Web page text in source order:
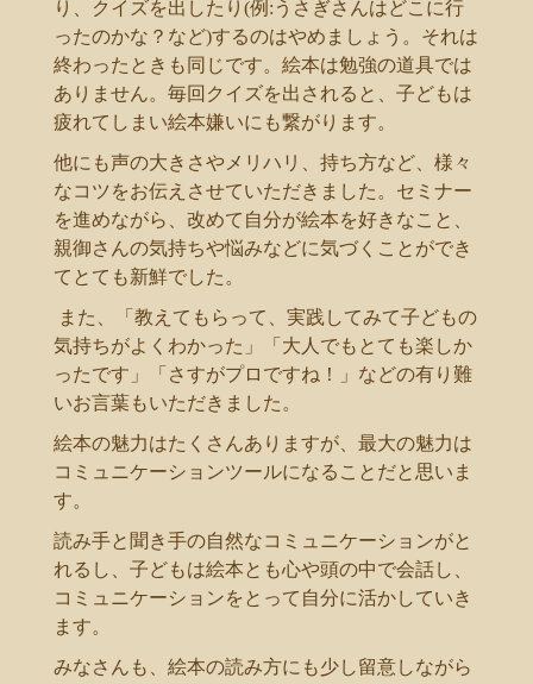
り、クイズを出したり(例:うさぎさんはどこに行
ったのかな？など)するのはやめましょう。それは
終わったときも同じです。絵本は勉強の道具では
ありません。毎回クイズを出されると、子どもは
疲れてしまい絵本嫌いにも繋がります。
他にも声の大きさやメリハリ、持ち方など、様々
なコツをお伝えさせていただきました。セミナー
を進めながら、改めて自分が絵本を好きなこと、
親御さんの気持ちや悩みなどに気づくことができ
てとても新鮮でした。
また、「教えてもらって、実践してみて子どもの
気持ちがよくわかった」「大人でもとても楽しか
ったです」「さすがプロですね！」などの有り難
いお言葉もいただきました。
絵本の魅力はたくさんありますが、最大の魅力は
コミュニケーションツールになることだと思いま
す。
読み手と聞き手の自然なコミュニケーションがと
れるし、子どもは絵本とも心や頭の中で会話し、
コミュニケーションをとって自分に活かしていき
ます。
みなさんも、絵本の読み方にも少し留意しながら